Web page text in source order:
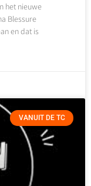
het nieuwe
Blessure
en dat is
VANUIT DE TC